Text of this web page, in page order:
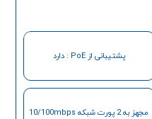
پشتیبانی از PoE : دارد
مجهز به 2 پورت شبکه 10/100mbps